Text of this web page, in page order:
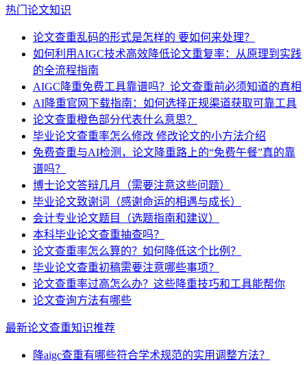
热门论文知识
论文查重乱码的形式是怎样的 要如何来处理？
如何利用AIGC技术高效降低论文重复率：从原理到实践
的全流程指南
AIGC降重免费工具靠谱吗？论文查重前必须知道的真相
AI降重官网下载指南：如何选择正规渠道获取可靠工具
论文查重橙色部分代表什么意思？
毕业论文查重率怎么修改 修改论文的小方法介绍
免费查重与AI检测，论文降重路上的“免费午餐”真的靠
谱吗？
博士论文答辩几月（需要注意这些问题）
毕业论文致谢词（感谢命运的相遇与成长）
会计专业论文题目（选题指南和建议）
本科毕业论文查重抽查吗？
论文查重率怎么算的？如何降低这个比例？
毕业论文查重初稿需要注意哪些事项？
论文查重率过高怎么办？这些降重技巧和工具能帮你
论文查询方法有哪些
最新论文查重知识推荐
降aigc查重有哪些符合学术规范的实用调整方法？